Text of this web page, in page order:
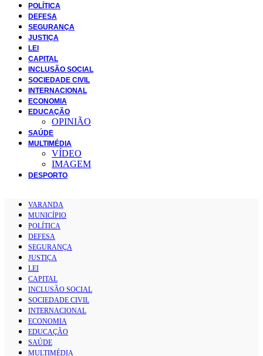
POLÍTICA
DEFESA
SEGURANÇA
JUSTIÇA
LEI
CAPITAL
INCLUSÃO SOCIAL
SOCIEDADE CIVIL
INTERNACIONAL
ECONOMIA
EDUCAÇÃO
OPINIÃO
SAÚDE
MULTIMÉDIA
VÍDEO
IMAGEM
DESPORTO
VARANDA
MUNICÍPIO
POLÍTICA
DEFESA
SEGURANÇA
JUSTIÇA
LEI
CAPITAL
INCLUSÃO SOCIAL
SOCIEDADE CIVIL
INTERNACIONAL
ECONOMIA
EDUCAÇÃO
SAÚDE
MULTIMÉDIA